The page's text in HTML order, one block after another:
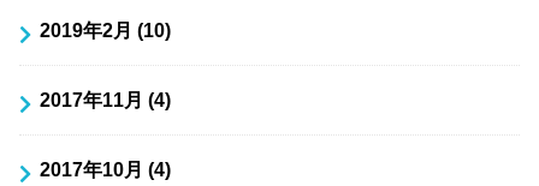
2019年2月 (10)
2017年11月 (4)
2017年10月 (4)